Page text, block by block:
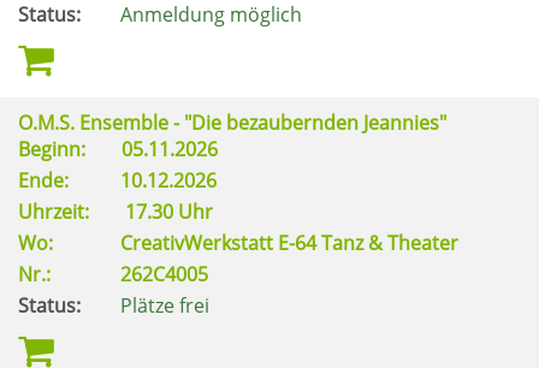
Status:
Anmeldung möglich
O.M.S. Ensemble - "Die bezaubernden Jeannies"
Beginn:
05.11.2026
Ende:
10.12.2026
Uhrzeit:
17.30 Uhr
Wo:
CreativWerkstatt E-64 Tanz & Theater
Nr.:
262C4005
Status:
Plätze frei